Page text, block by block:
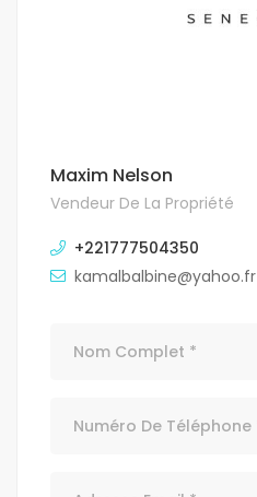
Maxim Nelson
Vendeur De La Propriété
+221777504350
kamalbalbine@yahoo.fr